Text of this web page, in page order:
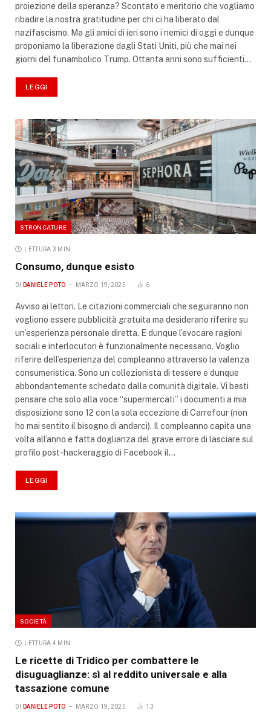
proiezione della speranza? Scontato e meritorio che vogliamo
ribadire la nostra gratitudine per chi ci ha liberato dal
nazifascismo. Ma gli amici di ieri sono i nemici di oggi e dunque
proponiamo la liberazione dagli Stati Uniti, più che mai nei
giorni del funambolico Trump. Ottanta anni sono sufficienti…
LEGGI
STRONCATURE
LETTURA 3 MIN.
Consumo, dunque esisto
DI DANIELE POTO MARZO 19, 2025 6
Avviso ai lettori. Le citazioni commerciali che seguiranno non
vogliono essere pubblicità gratuita ma desiderano riferire su
un’esperienza personale diretta. E dunque l’evocare ragioni
sociali e interlocutori è funzionalmente necessario. Voglio
riferire dell’esperienza del compleanno attraverso la valenza
consumeristica. Sono un collezionista di tessere e dunque
abbondantemente schedato dalla comunità digitale. Vi basti
pensare che solo alla voce “supermercati” i documenti a mia
disposizione sono 12 con la sola eccezione di Carrefour (non
ho mai sentito il bisogno di andarci). Il compleanno capita una
volta all’anno e fatta doglianza del grave errore di lasciare sul
profilo post-hackeraggio di Facebook il…
LEGGI
SOCIETÀ
LETTURA 4 MIN.
Le ricette di Tridico per combattere le
disuguaglianze: sì al reddito universale e alla
tassazione comune
DI DANIELE POTO MARZO 19, 2025 13